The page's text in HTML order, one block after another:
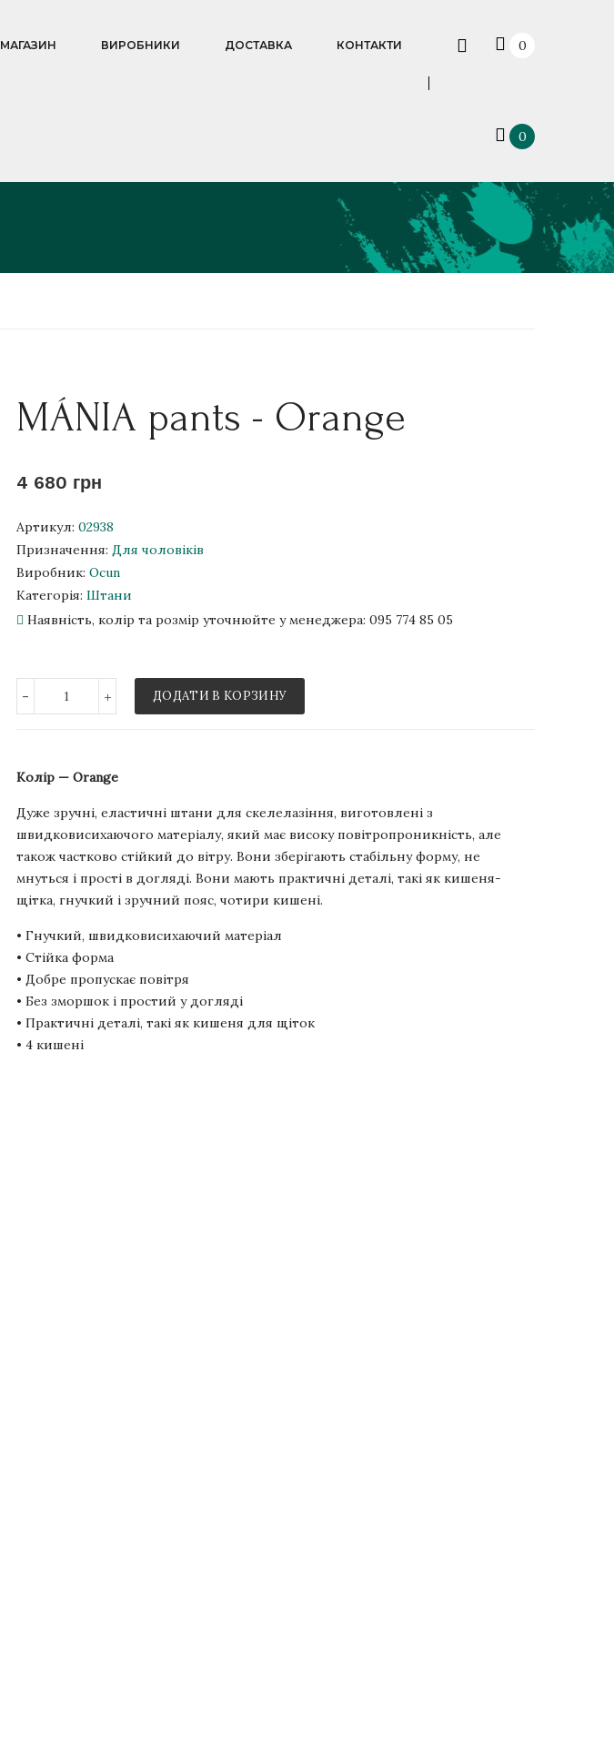
МАГАЗИН ВИРОБНИКИ ДОСТАВКА КОНТАКТИ 0
0
MÁNIA pants - Orange
4 680 грн
Артикул: 02938
Призначення: Для чоловіків
Виробник: Ocun
Категорія: Штани
Наявність, колір та розмір уточнюйте у менеджера: 095 774 85 05
- + ДОДАТИ В КОРЗИНУ
Колір — Orange
Дуже зручні, еластичні штани для скелелазіння, виготовлені з
швидковисихаючого матеріалу, який має високу повітропроникність, але
також частково стійкий до вітру. Вони зберігають стабільну форму, не
мнуться і прості в догляді. Вони мають практичні деталі, такі як кишеня-
щітка, гнучкий і зручний пояс, чотири кишені.
• Гнучкий, швидковисихаючий матеріал
• Стійка форма
• Добре пропускає повітря
• Без зморшок і простий у догляді
• Практичні деталі, такі як кишеня для щіток
• 4 кишені